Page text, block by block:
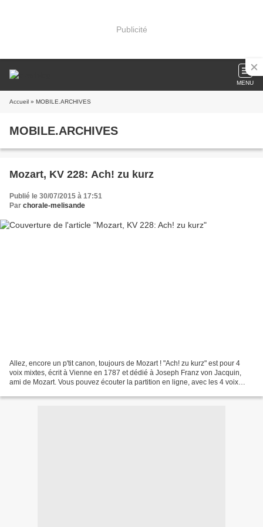
Publicité
MENU
Accueil » MOBILE.ARCHIVES
MOBILE.ARCHIVES
Mozart, KV 228: Ach! zu kurz
Publié le 30/07/2015 à 17:51
Par chorale-melisande
Allez, encore un p'tit canon, toujours de Mozart ! "Ach! zu kurz" est pour 4
voix mixtes, écrit à Vienne en 1787 et dédié à Joseph Franz von Jacquin,
ami de Mozart. Vous pouvez écouter la partition en ligne, avec les 4 voix